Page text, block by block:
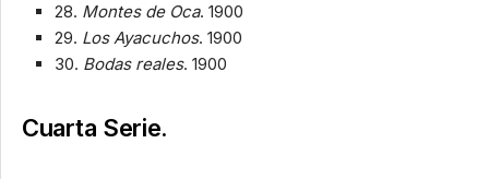
28. Montes de Oca. 1900
29. Los Ayacuchos. 1900
30. Bodas reales. 1900
Cuarta Serie.